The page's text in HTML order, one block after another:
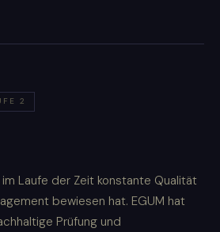
2
im Laufe der Zeit konstante Qualität
bewiesen hat. EGUM hat
Prüfung und